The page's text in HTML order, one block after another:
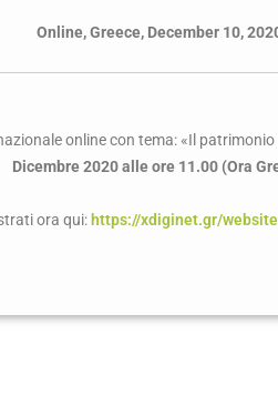
Online, Greece, December 10,
online con tema: «Il
Dicembre 2020 alle ore 11.00 (Ora
ora qui: https://xdiginet.gr/